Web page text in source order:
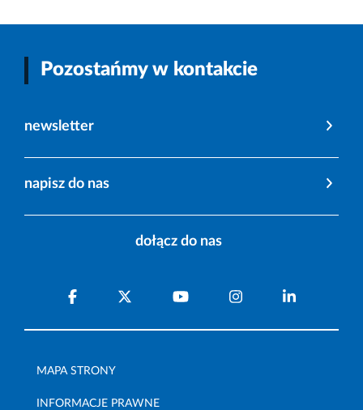
Pozostańmy w kontakcie
newsletter
napisz do nas
dołącz do nas
MAPA STRONY
INFORMACJE PRAWNE